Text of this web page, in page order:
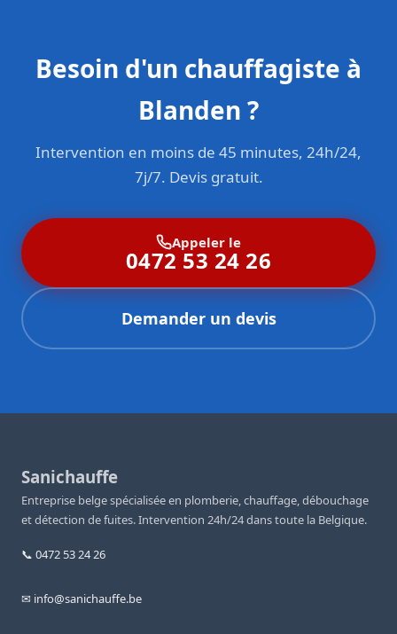
Besoin d'un chauffagiste à
Blanden ?
Intervention en moins de 45 minutes, 24h/24,
7j/7. Devis gratuit.
Appeler le
0472 53 24 26
Demander un devis
Sanichauffe
Entreprise belge spécialisée en plomberie, chauffage, débouchage
et détection de fuites. Intervention 24h/24 dans toute la Belgique.
📞 0472 53 24 26
✉ info@sanichauffe.be